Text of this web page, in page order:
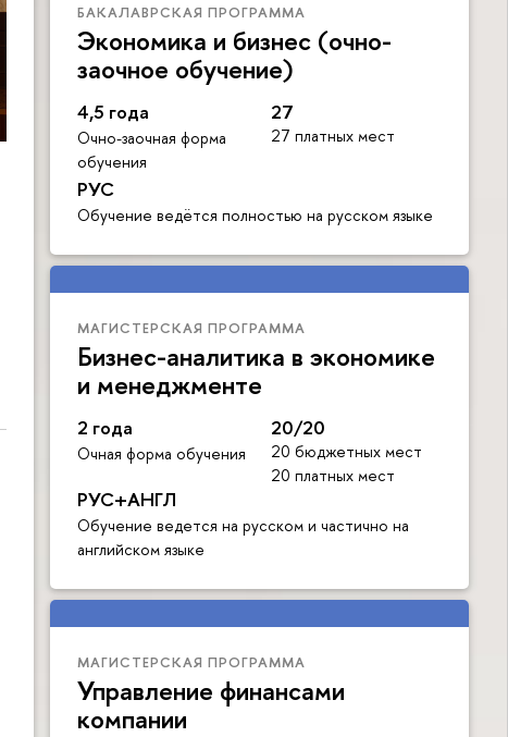
БАКАЛАВРСКАЯ ПРОГРАММА
Экономика и бизнес (очно-
заочное обучение)
4,5 года
Очно-заочная форма
обучения
27
27 платных мест
РУС
Обучение ведётся полностью на русском языке
МАГИСТЕРСКАЯ ПРОГРАММА
Бизнес-аналитика в экономике
и менеджменте
2 года
Очная форма обучения
20/20
20 бюджетных мест
20 платных мест
РУС+АНГЛ
Обучение ведется на русском и частично на
английском языке
МАГИСТЕРСКАЯ ПРОГРАММА
Управление финансами
компании